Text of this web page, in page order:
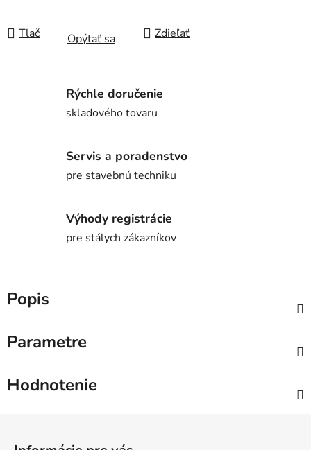
Tlač Opýtať sa Zdieľať
Rýchle doručenie
skladového tovaru
Servis a poradenstvo
pre stavebnú techniku
Výhody registrácie
pre stálych zákazníkov
Popis
Parametre
Hodnotenie